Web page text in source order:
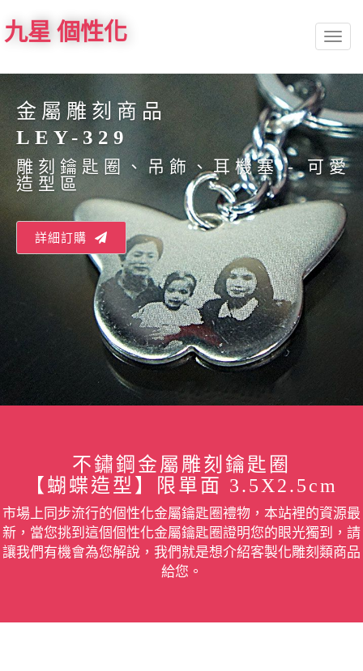
Toggle
九星 個性化
金屬雕刻商品
LEY-329
雕刻鑰匙圈、吊飾、耳機塞 - 可愛
造型區
詳細訂購
不鏽鋼金屬雕刻鑰匙圈
【蝴蝶造型】限單面 3.5X2.5cm
市場上同步流行的個性化金屬鑰匙圈禮物，本站裡的資源最
新，當您挑到這個個性化金屬鑰匙圈證明您的眼光獨到，請
讓我們有機會為您解說，我們就是想介紹客製化雕刻類商品
給您。